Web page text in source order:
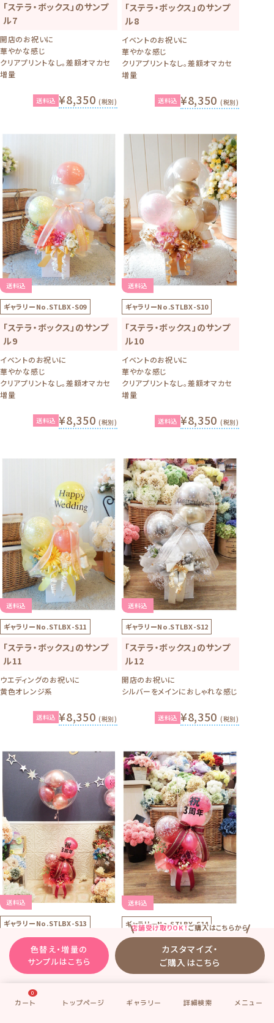
色替え・増量の
サンプルはこちら
店舗受け取りOK！ご購入はこちらから
カスタマイズ・
ご購入はこちら
「ステラ・ボックス」のサンプ
ル7
開店のお祝いに
華やかな感じ
クリアプリントなし。差額オマカセ
増量
送料込 ¥8,350(税別)
「ステラ・ボックス」のサンプ
ル8
イベントのお祝いに
華やかな感じ
クリアプリントなし。差額オマカセ
増量
送料込 ¥8,350 (税別)
送料込
ギャラリーNo.STLBX-S09
「ステラ・ボックス」のサンプ
ル9
イベントのお祝いに
華やかな感じ
クリアプリントなし。差額オマカセ
増量
送料込 ¥8,350(税別)
送料込
ギャラリーNo.STLBX-S10
「ステラ・ボックス」のサンプ
ル10
イベントのお祝いに
華やかな感じ
クリアプリントなし。差額オマカセ
増量
送料込 ¥8,350 (税別)
送料込
ギャラリーNo.STLBX-S11
「ステラ・ボックス」のサンプ
ル11
ウエディングのお祝いに
黄色オレンジ系
送料込 ¥8,350(税別)
送料込
ギャラリーNo.STLBX-S12
「ステラ・ボックス」のサンプ
ル12
開店のお祝いに
シルバーをメインにおしゃれな感じ
送料込 ¥8,350 (税別)
送料込
ギャラリーNo.STLBX-S13
「ステラ・ボックス」のサンプ
ル13
周年のお祝いに
赤をメインに華やかな感じ
1個8350円 (税別）をベースに下記
送料込
ギャラリーNo.STLBX-S14
「ステラ・ボックス」のサンプ
周年のお祝いに
サンプル13の卓上部分
0